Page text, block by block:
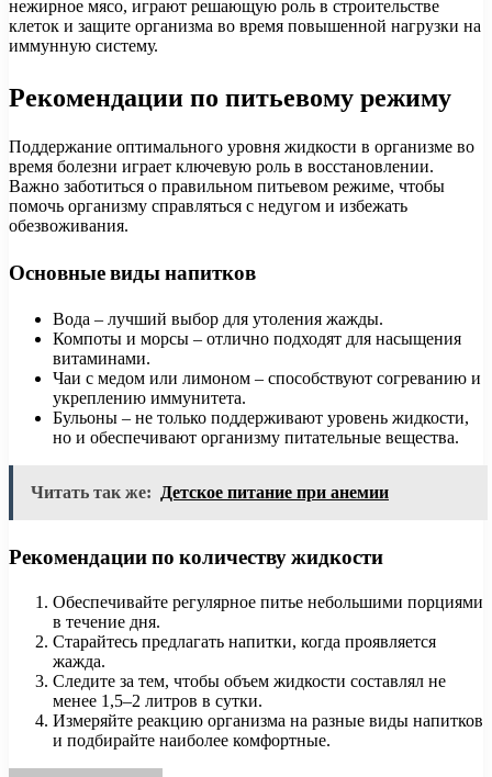
нежирное мясо, играют решающую роль в строительстве
клеток и защите организма во время повышенной нагрузки на
иммунную систему.
Рекомендации по питьевому режиму
Поддержание оптимального уровня жидкости в организме во
время болезни играет ключевую роль в восстановлении.
Важно заботиться о правильном питьевом режиме, чтобы
помочь организму справляться с недугом и избежать
обезвоживания.
Основные виды напитков
Вода – лучший выбор для утоления жажды.
Компоты и морсы – отлично подходят для насыщения
витаминами.
Чаи с медом или лимоном – способствуют согреванию и
укреплению иммунитета.
Бульоны – не только поддерживают уровень жидкости,
но и обеспечивают организму питательные вещества.
Читать так же: Детское питание при анемии
Рекомендации по количеству жидкости
Обеспечивайте регулярное питье небольшими порциями
в течение дня.
Старайтесь предлагать напитки, когда проявляется
жажда.
Следите за тем, чтобы объем жидкости составлял не
менее 1,5–2 литров в сутки.
Измеряйте реакцию организма на разные виды напитков
и подбирайте наиболее комфортные.